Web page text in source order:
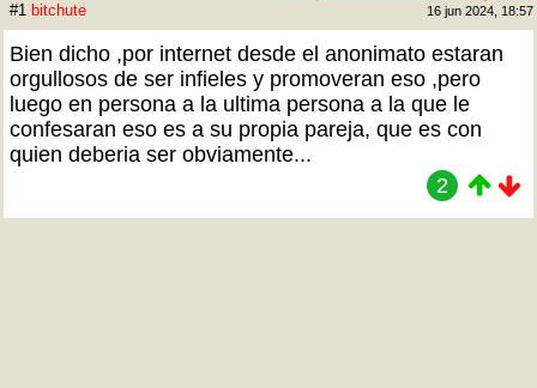
#1 bitchute 16 jun 2024, 18:57
Bien dicho ,por internet desde el anonimato estaran
orgullosos de ser infieles y promoveran eso ,pero
luego en persona a la ultima persona a la que le
confesaran eso es a su propia pareja, que es con
quien deberia ser obviamente...
2